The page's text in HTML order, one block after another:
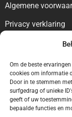
Om de beste
cookies om informatie
Door in te stemmen
surfgedrag of unieke
geeft of uw
bepaalde functies en
Algemene
Privacy verklaring
Voor bezoekers
Blog
Contact
Voor bedrijven